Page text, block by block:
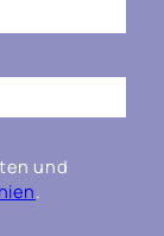
und
.